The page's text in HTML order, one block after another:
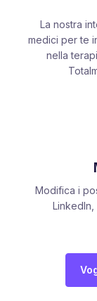
La nostra
medici per te
nella
Modifica i